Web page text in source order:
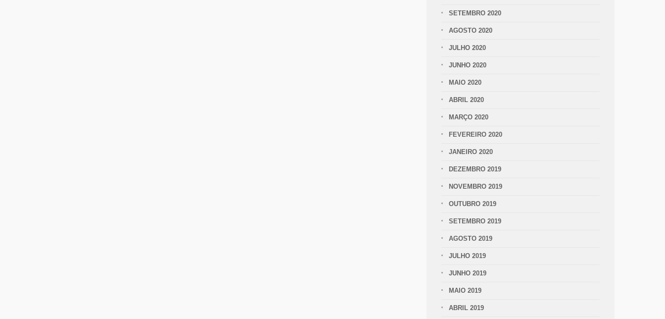
SETEMBRO 2020
AGOSTO 2020
JULHO 2020
JUNHO 2020
MAIO 2020
ABRIL 2020
MARÇO 2020
FEVEREIRO 2020
JANEIRO 2020
DEZEMBRO 2019
NOVEMBRO 2019
OUTUBRO 2019
SETEMBRO 2019
AGOSTO 2019
JULHO 2019
JUNHO 2019
MAIO 2019
ABRIL 2019